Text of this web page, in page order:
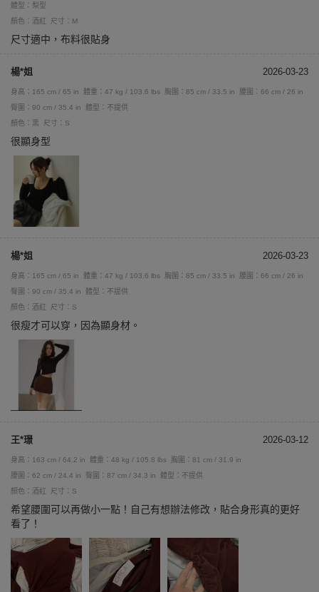
體型：梨型
顏色：酒紅
尺寸：M
尺寸適中，布料很貼身
楊*姐 2026-03-23
身高：165 cm / 65 in 體重：47 kg / 103.6 lbs 胸圍：85 cm / 33.5 in
腰圍：66 cm / 26 in
臀圍：90 cm / 35.4 in
體型：不提供
顏色：黑
尺寸：S
很顯身型
楊*姐 2026-03-23
身高：165 cm / 65 in 體重：47 kg / 103.6 lbs 胸圍：85 cm / 33.5 in
腰圍：66 cm / 26 in
臀圍：90 cm / 35.4 in
體型：不提供
顏色：酒紅
尺寸：S
很瘦才可以穿，因為顯身材。
王*璟 2026-03-12
身高：163 cm / 64.2 in 體重：48 kg / 105.8 lbs
胸圍：81 cm / 31.9 in
腰圍：62 cm / 24.4 in
臀圍：87 cm / 34.3 in
體型：不提供
顏色：酒紅
尺寸：S
希望腰圍可以再做小一點！自己有想辦法修改，貼合身形真的更好
看了！